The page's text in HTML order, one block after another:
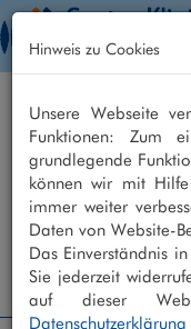
Hinweis zu Cookies
Unsere Webseite
Funktionen: Zum
grundlegende
können wir mit
immer weiter
Daten von Website-
Das Einverständnis
Sie jederzeit
auf dieser
Datenschutzerklärung